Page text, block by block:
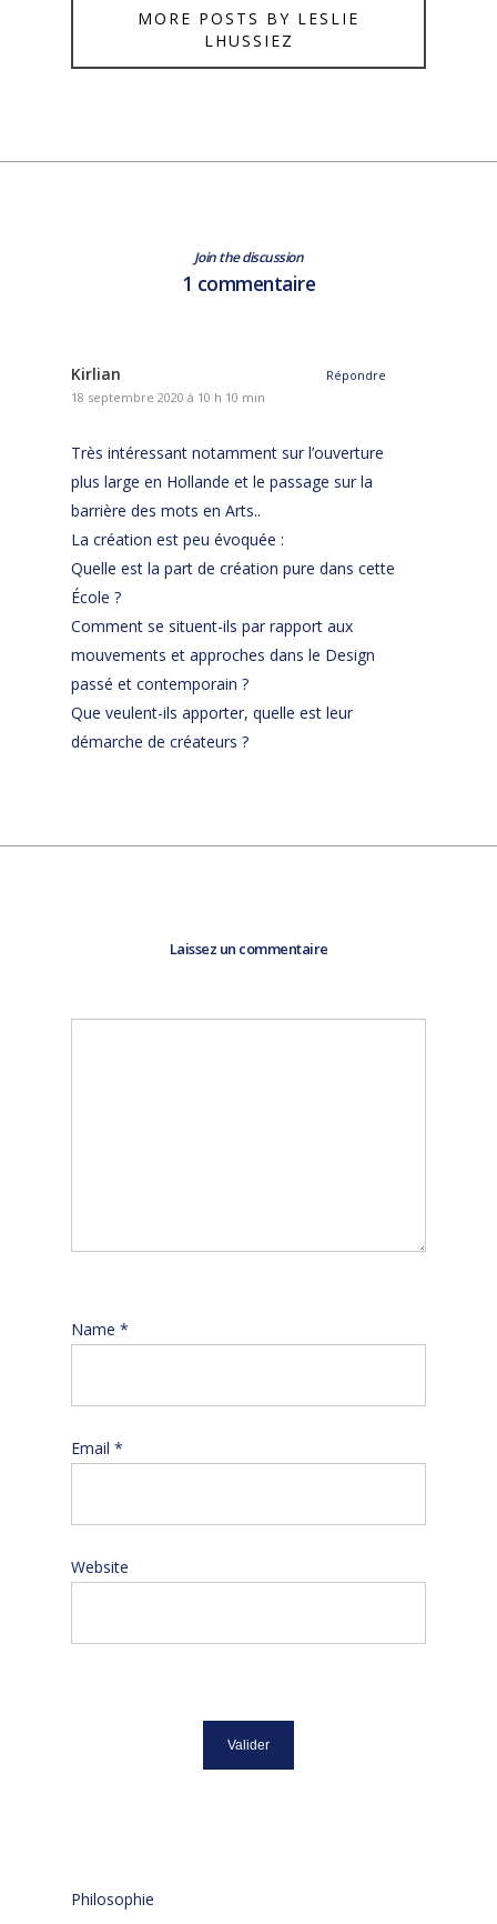
MORE POSTS BY LESLIE
LHUSSIEZ
Join the discussion
1 commentaire
Kirlian
18 septembre 2020 à 10 h 10 min
Très intéressant notamment sur l’ouverture
plus large en Hollande et le passage sur la
barrière des mots en Arts..
La création est peu évoquée :
Quelle est la part de création pure dans cette
École ?
Comment se situent-ils par rapport aux
mouvements et approches dans le Design
passé et contemporain ?
Que veulent-ils apporter, quelle est leur
démarche de créateurs ?
Répondre
Laissez un commentaire
Name *
Email *
Website
Philosophie